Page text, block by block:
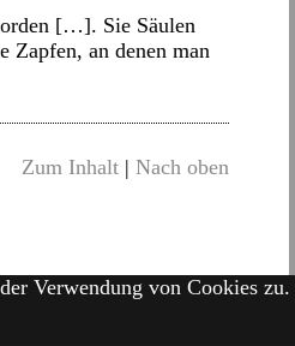
[…]. Sie Säulen
an denen man
Zum Inhalt | Nach oben
Verwendung von Cookies zu.